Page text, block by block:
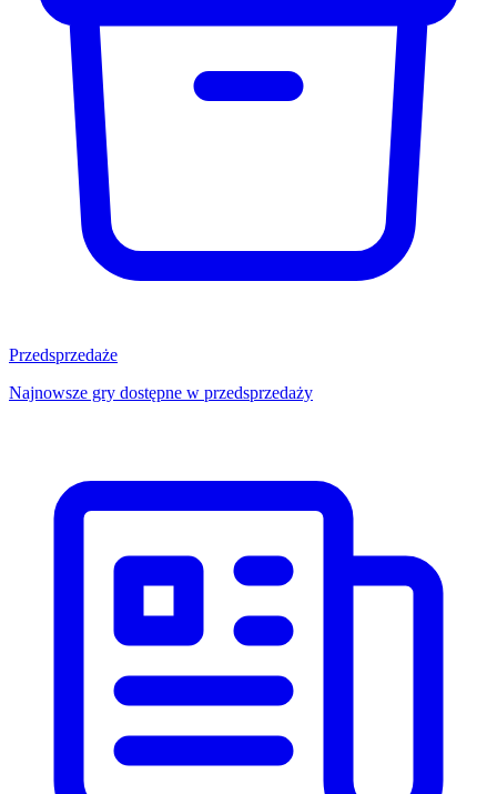
Przedsprzedaże
Najnowsze gry dostępne w przedsprzedaży